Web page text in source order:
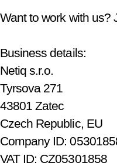
Want to work with us?
Business details:
Netiq s.r.o.
Tyrsova 271
43801 Zatec
Czech Republic, EU
Company ID:
VAT ID: CZ05301858